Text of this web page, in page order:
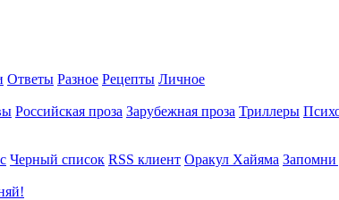
Ответы Разное Рецепты Личное
Российская проза Зарубежная проза Триллеры
Черный список RSS клиент Оракул Хайяма